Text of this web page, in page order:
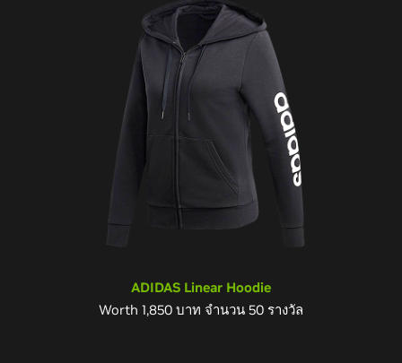
ADIDAS Linear Hoodie
Worth 1,850 บาท จำนวน 50 รางวัล